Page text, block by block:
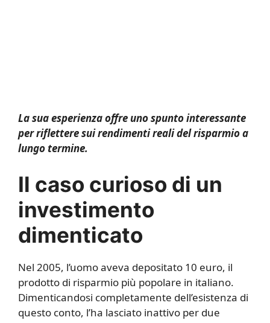
La sua esperienza offre uno spunto interessante
per riflettere sui rendimenti reali del risparmio a
lungo termine.
Il caso curioso di un
investimento
dimenticato
Nel 2005, l’uomo aveva depositato 10 euro, il
prodotto di risparmio più popolare in italiano.
Dimenticandosi completamente dell’esistenza di
questo conto, l’ha lasciato inattivo per due